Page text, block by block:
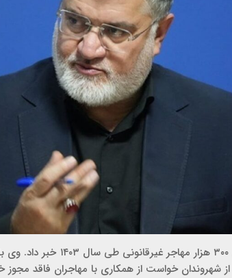
استاندار تهران از
شهروندان خواست از همکاری با مهاجران فاقد مجوز